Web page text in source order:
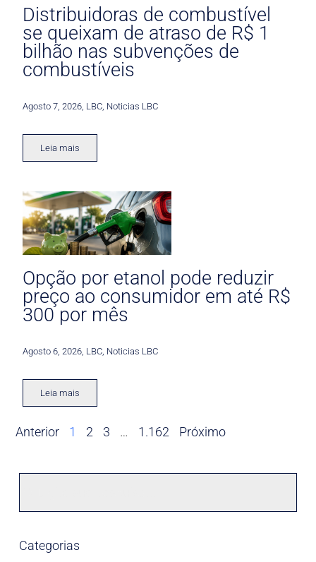
Distribuidoras de combustível
se queixam de atraso de R$ 1
bilhão nas subvenções de
combustíveis
Agosto 7, 2026 LBC Noticias LBC
Leia mais
Opção por etanol pode reduzir
preço ao consumidor em até R$
300 por mês
Agosto 6, 2026 LBC Noticias LBC
Leia mais
Anterior 1 2 3 … 1.162 Próximo
Categorias